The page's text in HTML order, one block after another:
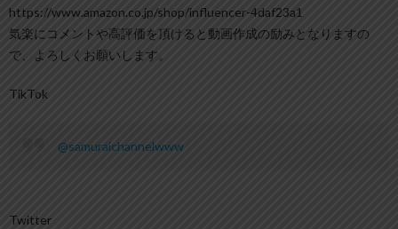
https://www.amazon.co.jp/shop/influencer-4daf23a1
気楽にコメントや高評価を頂けると動画作成の励みとなりますの
で、よろしくお願いします。
TikTok
@samuraichannelwww
Twitter